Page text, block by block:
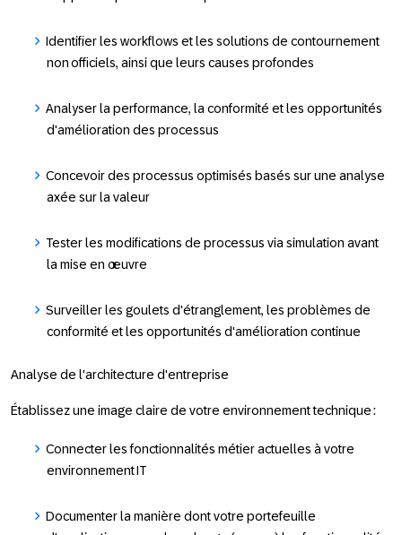
Identifier les workflows et les solutions de contournement
non officiels, ainsi que leurs causes profondes
Analyser la performance, la conformité et les opportunités
d'amélioration des processus
Concevoir des processus optimisés basés sur une analyse
axée sur la valeur
Tester les modifications de processus via simulation avant
la mise en œuvre
Surveiller les goulets d'étranglement, les problèmes de
conformité et les opportunités d'amélioration continue
Analyse de l'architecture d'entreprise
Établissez une image claire de votre environnement technique :
Connecter les fonctionnalités métier actuelles à votre
environnement IT
Documenter la manière dont votre portefeuille